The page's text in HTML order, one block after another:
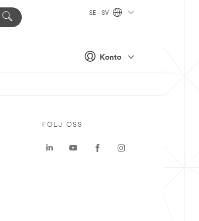
Konto
SE - SV
FÖLJ OSS